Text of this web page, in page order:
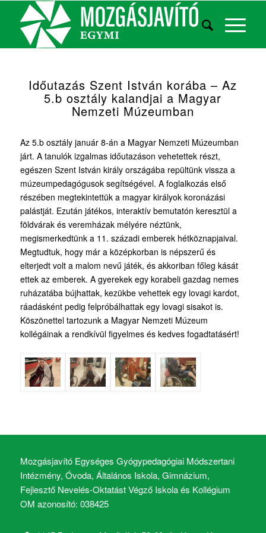
Időutazás Szent István korába – Az
5.b osztály kalandjai a Magyar
Nemzeti Múzeumban
Az 5.b osztály január 8-án a Magyar Nemzeti Múzeumban
járt. A tanulók izgalmas időutazáson vehetettek részt,
egészen Szent István király országába repültünk vissza a
múzeumpedagógusok segítségével. A foglalkozás első
részében megtekintettük a magyar királyok koronázási
palástját. Ezután játékos, interaktív bemutatón keresztül a
földvárak és veremházak mélyére néztünk,
megismerkedtünk a 11. századi emberek hétköznapjaival.
Megtudtuk, hogy már a középkorban is népszerű és
elterjedt volt a malom nevű játék, és akkoriban főleg kását
ettek az emberek. A gyerekek egy korabeli gazdag nemes
ruházatába bújhattak, kezükbe vehettek egy lovagi kardot,
ráadásként pedig felpróbálhattak egy lovagi sisakot is.
Köszönettel tartozunk a Magyar Nemzeti Múzeum
kollégáinak a rendkívül figyelmes és kedves fogadtatásért!
Mozgásjavító Egységes Gyógypedagógiai Módszertani
Intézmény, Óvoda, Általános Iskola, Gimnázium,
Fejlesztő Nevelés-Oktatást Végző Iskola és Kollégium
OM azonosító: 038425